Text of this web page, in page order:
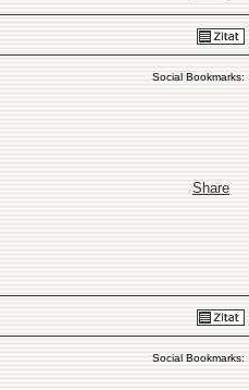
Social Bookmarks:
Share
Social Bookmarks: